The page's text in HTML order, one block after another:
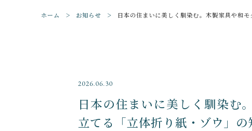
ホーム お知らせ 日本の住まいに美しく馴染む。木製家具や和
2026.06.30
日本の住まいに美しく馴染む
立てる「立体折り紙・ゾウ」
並び順